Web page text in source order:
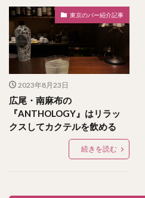
東京のバー紹介記事
2023年8月23日
広尾・南麻布の
『ANTHOLOGY』はリラッ
クスしてカクテルを飲める
続きを読む